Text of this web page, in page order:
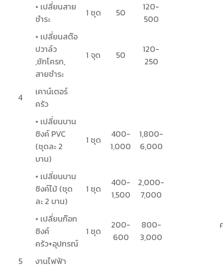
• เปลี่ยนสาย
ชำระ
1 ชุด 50
120-
500
• เปลี่ยนสต๊อ
ปวาล์ว
,ชักโครก,
สายชำระ
1 จุด 50
120-
250
4
เคาน์เตอร์
ครัว
• เปลี่ยนบาน
ซิงค์ PVC
(ชุดละ 2
บาน)
1 ชุด
400-
1,000
1,800-
6,000
• เปลี่ยนบาน
ซิงค์ไม้ (ชุด
ละ 2 บาน)
1 ชุด
400-
1,500
2,000-
7,000
• เปลี่ยนก๊อก
ซิงค์
ครัว+อุปกรณ์
1 ชุด
200-
600
800-
3,000
5
งานไฟฟ้า